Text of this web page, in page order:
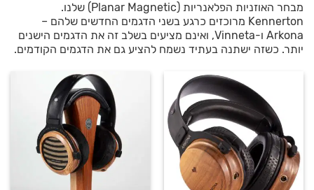
מבחר האוזניות הפלאנריות (Planar Magnetic) שלנו.
Kennerton מרוכזים כרגע בשני הדגמים החדשים שלהם –
Arkona ו-Vinneta, ואינם מציעים בשלב זה את הדגמים הישנים
יותר. כשזה ישתנה בעתיד נשמח להציע גם את הדגמים הקודמים.